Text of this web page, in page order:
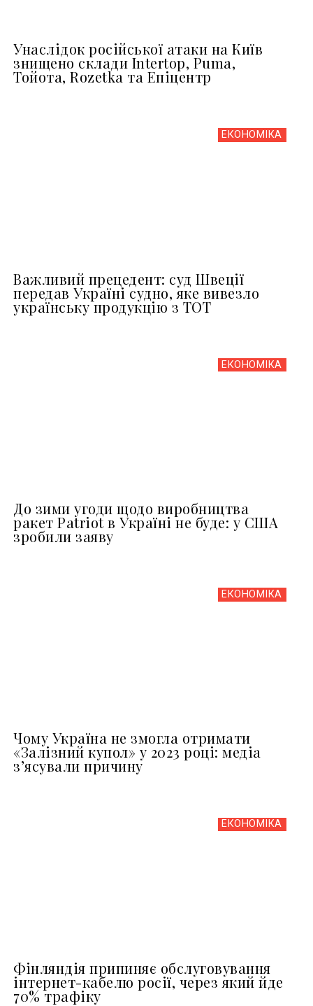
Унаслідок російської атаки на Київ
знищено склади Intertop, Puma,
Тойота, Rozetka та Епіцентр
ЕКОНОМІКА
Важливий прецедент: суд Швеції
передав Україні судно, яке вивезло
українську продукцію з ТОТ
ЕКОНОМІКА
До зими угоди щодо виробництва
ракет Patriot в Україні не буде: у США
зробили заяву
ЕКОНОМІКА
Чому Україна не змогла отримати
«Залізний купол» у 2023 році: медіа
з’ясували причину
ЕКОНОМІКА
Фінляндія припиняє обслуговування
інтернет-кабелю росії, через який йде
70% трафіку